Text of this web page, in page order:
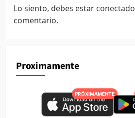
Lo siento, debes estar conectado
comentario.
Proximamente
PRÓXIMAMENTE